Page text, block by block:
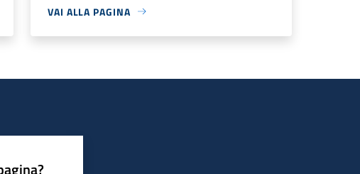
VAI ALLA PAGINA